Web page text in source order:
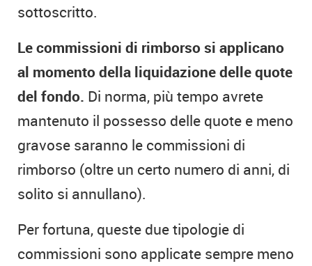
sottoscritto.
Le commissioni di rimborso si applicano
al momento della liquidazione delle quote
del fondo. Di norma, più tempo avrete
mantenuto il possesso delle quote e meno
gravose saranno le commissioni di
rimborso (oltre un certo numero di anni, di
solito si annullano).
Per fortuna, queste due tipologie di
commissioni sono applicate sempre meno